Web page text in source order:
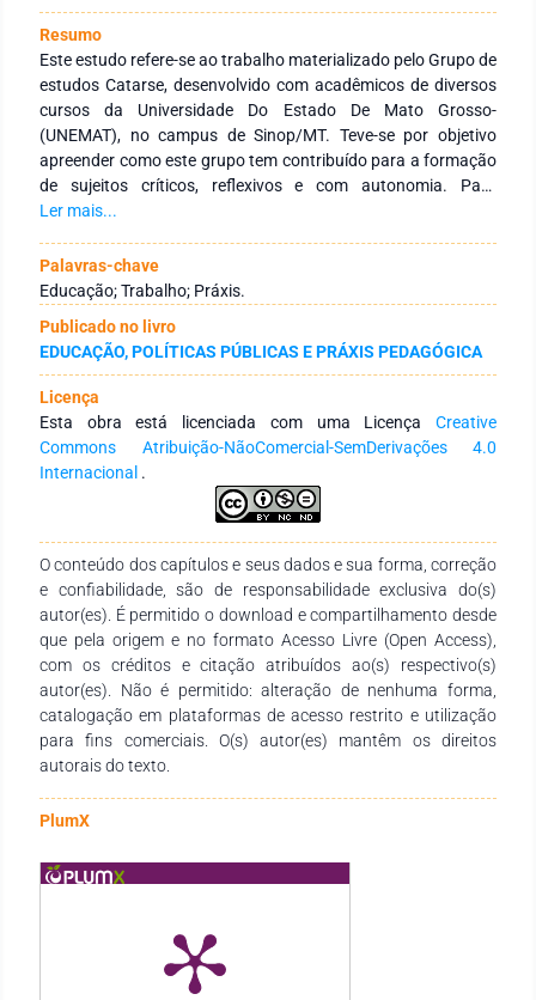
Resumo
Este estudo refere-se ao trabalho materializado pelo Grupo de
estudos Catarse, desenvolvido com acadêmicos de diversos
cursos da Universidade Do Estado De Mato Grosso-
(UNEMAT), no campus de Sinop/MT. Teve-se por objetivo
apreender como este grupo tem contribuído para a formação
de sujeitos críticos, reflexivos e com autonomia. Para
explicitar a empiria desse trabalho, fez-se a análise das
CRÍITICA: Da práxis social a práxis educativa”, que foi
produzido pelo Grupo Catarse. Ele ofertou uma certificação
de quarente horas, para os vinte e cinco participantes. A
metodologia dessa pesquisa qualitativa ancora-se no
Materialismo Histórico-dialético, pois esta possibilitou aos
pesquisadores apreenderem o objeto investigado em sua
formação histórica, material e dialética. Os resultados citados
neste trabalho são preliminares, eles evidenciam as
dificuldades e aprendizagens iniciais, que os participantes do
curso tiveram referente ao Materialismo Histórico-dialético e
a Pedagogia Histórico Crítica. Essa base inicial os ajudou a
histórico, o que é o trabalho como dimensão ontológica-
cultural, as contradições existentes em nossa sociedade
dividida em classes, o que é práxis educativa e práxis
revolucionária, a relação dialética entre a teoria e a prática.
Os primeiros passos para a inquietação, e busca pela
formação filosófica-política, já se concretizou com os
participantes do Grupo Catarse. Mas, este movimento de
saída do senso comum para o senso filosófico não ocorre
apenas em um plano puramente abstrato, mas, sim, no
contribuiu, para os acadêmicos em formação na
pesquisador ou pesquisadora da realidade social e cultural.
Ler mais...
Palavras-chave
Educação; Trabalho; Práxis.
Publicado no livro
EDUCAÇÃO, POLÍTICAS PÚBLICAS E PRÁXIS PEDAGÓGICA
Licença
Esta obra está licenciada com uma Licença Creative
Commons Atribuição-NãoComercial-SemDerivações 4.0
Internacional .
O conteúdo dos capítulos e seus dados e sua forma, correção
e confiabilidade, são de responsabilidade exclusiva do(s)
autor(es). É permitido o download e compartilhamento desde
que pela origem e no formato Acesso Livre (Open Access),
com os créditos e citação atribuídos ao(s) respectivo(s)
autor(es). Não é permitido: alteração de nenhuma forma,
catalogação em plataformas de acesso restrito e utilização
para fins comerciais. O(s) autor(es) mantêm os direitos
autorais do texto.
PlumX